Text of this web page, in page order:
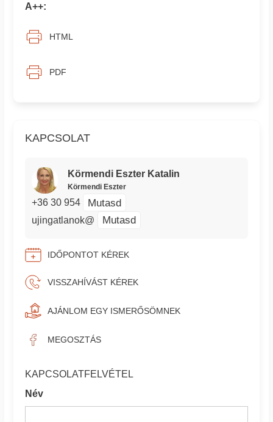
KAPCSOLAT
Körmendi Eszter Katalin
Körmendi Eszter
+36 30 954 Mutasd
ujingatlanok@ Mutasd
IDŐPONTOT KÉREK
VISSZAHÍVÁST KÉREK
AJÁNLOM EGY ISMERŐSÖMNEK
MEGOSZTÁS
KAPCSOLATFELVÉTEL
Név
A++:
HTML
PDF